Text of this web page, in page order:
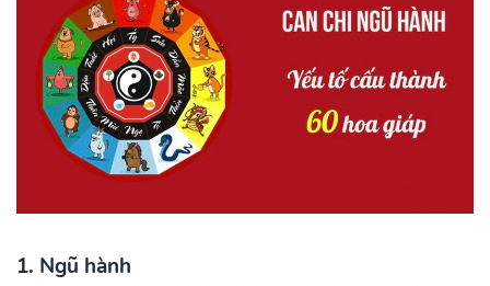
1. Ngũ hành